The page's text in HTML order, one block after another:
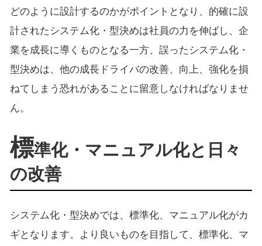
どのように設計するのかがポイントとなり、的確に設
計されたシステム化・型決めは社員の力を伸ばし、企
業を成長に導くものとなる一方、誤ったシステム化・
型決めは、他の成長ドライバの改善、向上、強化を損
ねてしまう恐れがあることに留意しなければなりませ
ん。
標準化・マニュアル化と日々
の改善
システム化・型決めでは、標準化、マニュアル化がカ
ギとなります。より良いものを目指して、標準化、マ